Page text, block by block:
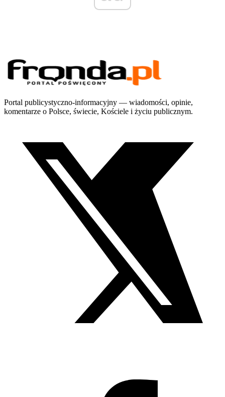
Portal publicystyczno-informacyjny — wiadomości, opinie,
komentarze o Polsce, świecie, Kościele i życiu publicznym.